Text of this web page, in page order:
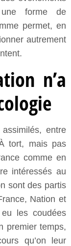
forme de
permet, en
autrement
n’a
entre
tort, mais pas
comme en
intéressés au
sont des partis
Nation et
les coudées
premier temps,
qu’on leur